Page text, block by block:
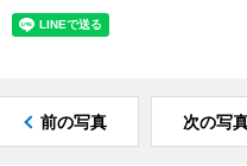
前の写真 次の写